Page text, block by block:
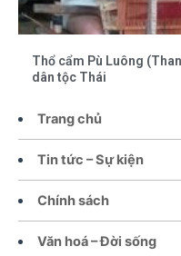
Trang chủ
Tin tức – Sự kiện
Chính sách
Văn hoá – Đời sống
Thổ cẩm Pù Luông
dân tộc Thái